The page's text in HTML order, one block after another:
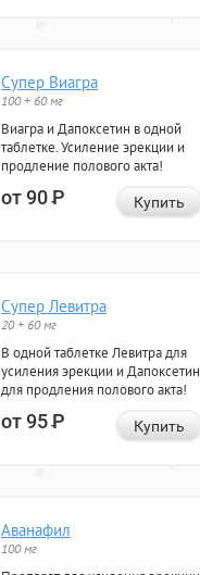
Супер Виагра
100 + 60 мг
Виагра и Дапоксетин в одной
таблетке. Усиление эрекции и
продление полового акта!
от 90Р Купить
Супер Левитра
20 + 60 мг
В одной таблетке Левитра для
усиления эрекции и Дапоксетин
для продления полового акта!
от 95Р Купить
Аванафил
100 мг